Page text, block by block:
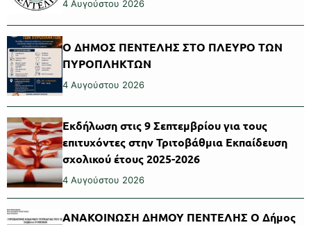
4 Αυγούστου 2026
Ο ΔΗΜΟΣ ΠΕΝΤΕΛΗΣ ΣΤΟ ΠΛΕΥΡΟ ΤΩΝ
ΠΥΡΟΠΛΗΚΤΩΝ
4 Αυγούστου 2026
Εκδήλωση στις 9 Σεπτεμβρίου για τους
επιτυχόντες στην Τριτοβάθμια Εκπαίδευση
σχολικού έτους 2025-2026
4 Αυγούστου 2026
ΑΝΑΚΟΙΝΩΣΗ ΔΗΜΟΥ ΠΕΝΤΕΛΗΣ Ο Δήμος